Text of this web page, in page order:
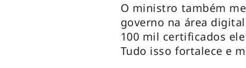
O ministro também
governo na área
100 mil certificados
Tudo isso fortalece e